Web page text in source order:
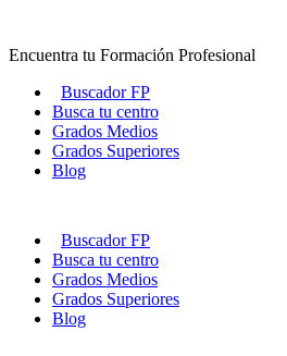
contenido
Encuentra tu Formación Profesional
Buscador FP
Busca tu centro
Grados Medios
Grados Superiores
Blog
Buscador FP
Busca tu centro
Grados Medios
Grados Superiores
Blog